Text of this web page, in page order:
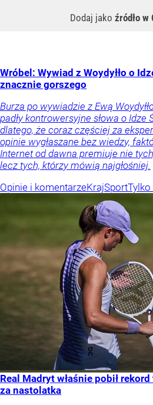
Dodaj jako źródło w
Wróbel: Wywiad z Woydyłło o
znacznie gorszego
Burza po wywiadzie z Ewą
padły kontrowersyjne słowa o Idze
dlatego, że coraz częściej za
opinie wygłaszane bez wiedzy,
Internet od dawna premiuje nie
lecz tych, którzy mówią najgłośniej.
Opinie i komentarzeKrajSportTylko
Real Madryt właśnie pobił
za nastolatka